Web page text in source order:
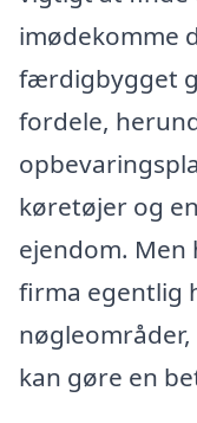
imødekomme
færdigbygget
fordele,
køretøjer og
ejendom. Men
firma egentlig
kan gøre en